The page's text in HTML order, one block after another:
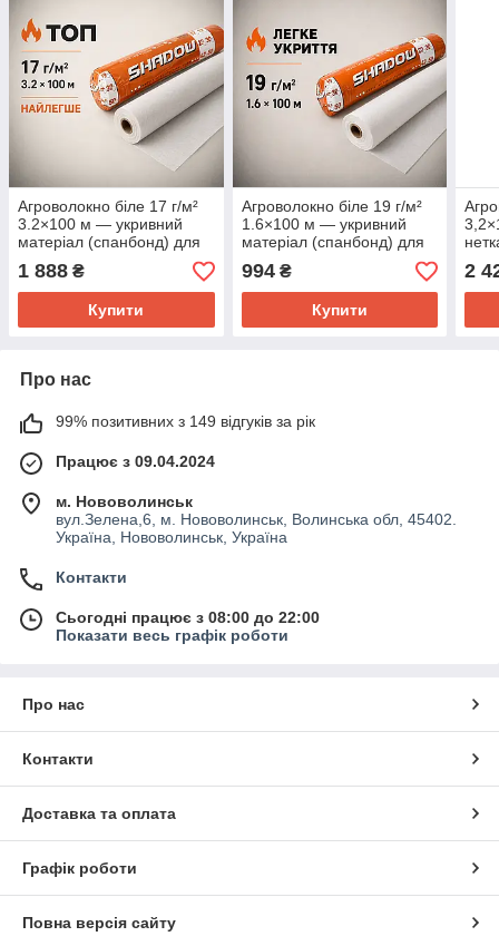
Агроволокно біле 17 г/м²
3.2×100 м — укривний
матеріал (спанбонд) для
теплиць, парників та
захисту рослин від
заморозків
1 888 ₴
Купити
Агроволокно біле 19 г/м²
1.6×100 м — укривний
матеріал (спанбонд) для
теплиць, парників і
захисту рослин від
заморозків
994₴
Купити
2
Про нас
99% позитивних з 149 відгуків за рік
Працює з 09.04.2024
м. Нововолинськ
вул.Зелена,6, м. Нововолинськ, Волинська обл, 45402.
Україна, Нововолинськ, Україна
Контакти
Сьогодні працює з 08:00 до 22:00
Показати весь графік роботи
Про нас
Контакти
Доставка та оплата
Графік роботи
Повна версія сайту